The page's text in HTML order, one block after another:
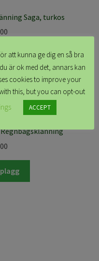
Saga, turkos
att kunna ge dig en så bra
är ok med det, annars kan
cookies to improve your
this, but you can opt-out
ACCEPT